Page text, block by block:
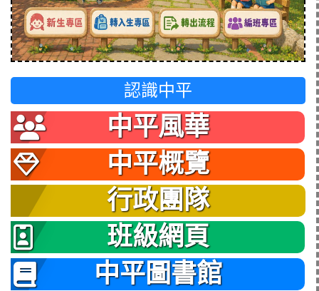
認識中平
中平風華
中平概覽
行政團隊
班級網頁
中平圖書館